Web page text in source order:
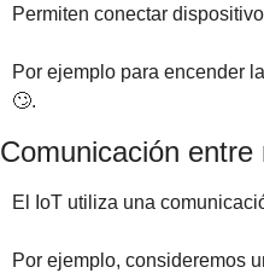
Permiten conectar
🙄.
Comunicación entre
El IoT utiliza una
Por ejemplo, consideremos